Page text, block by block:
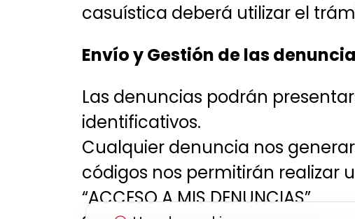
casuística deberá utilizar el
Envío y Gestión de las
Las denuncias podrán
identificativos.
Cualquier denuncia nos
códigos nos permitirán realizar
“ACCESO A MIS DENUNCIAS”